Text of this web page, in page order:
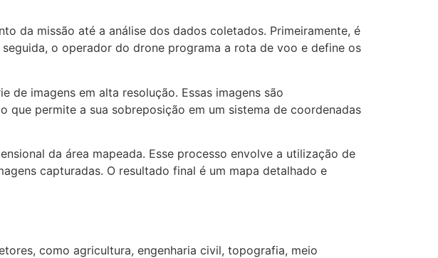
da missão até a análise dos dados coletados. Primeiramente, é
o operador do drone programa a rota de voo e define os
de imagens em alta resolução. Essas imagens são
permite a sua sobreposição em um sistema de coordenadas
da área mapeada. Esse processo envolve a utilização de
capturadas. O resultado final é um mapa detalhado e
como agricultura, engenharia civil, topografia, meio